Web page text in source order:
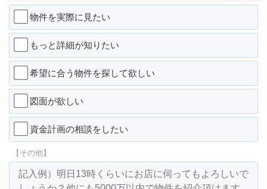
物件を実際に見たい
もっと詳細が知りたい
希望に合う物件を探して欲しい
図面が欲しい
資金計画の相談をしたい
【その他】